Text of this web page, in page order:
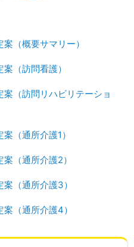
（概要サマリー）
（訪問看護）
（訪問リハビリテーショ
（通所介護1）
（通所介護2）
（通所介護3）
（通所介護4）